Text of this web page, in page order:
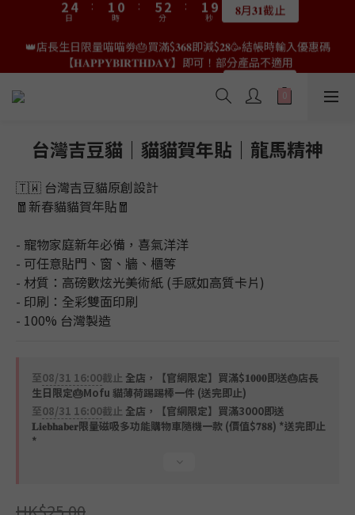
👑店長生日限量喵喵劵🎂買滿$𝟑𝟔𝟖即減$𝟐𝟖🥳結帳時輸入優惠碼
4
2
6
4
3
日
:
3
1
0
2
0
時
:
7
5
4
0
4
2
1
分
:
3
1
0
8
7
6
5
2
秒 限量20個
2
0
02
0
3
1
0
0
6
4
3
2
1
👑店長生日限量喵喵劵🎂買滿$𝟑𝟔𝟖即減$𝟐𝟖🥳結帳時輸入優惠碼
4
3
2
1
4
3
日
:
3
1
0
1
0
時
:
7
5
4
0
4
3
2
1
分
:
3
2
1
0
9
8
7
6
3
2
秒 限量20個
台灣吉豆貓｜貓貓賀年貼｜龍馬精神
🇹🇼 台灣吉豆貓原創設計
🧧新春貓貓賀年貼🧧
- 寵物家庭新年必備，喜氣洋洋
- 可任意貼門、窗、牆、櫃等
- 材質：高磅數炫光美術紙 (手感如高質卡片)
- 印刷：全彩雙面印刷
- 100% 台灣製造
至08/31 16:00截止 全店，【官網限定】買滿$𝟏𝟎𝟎𝟎即送🎂店長
生日限定🎂Mofu 貓薄荷踢踢棒一件 (送完即止)
至08/31 16:00截止 全店，【官網限定】買滿3000即送
𝐋𝐢𝐞𝐛𝐡𝐚𝐛𝐞𝐫限量磁吸多功能購物車隨機一款 (價值$𝟕𝟖𝟖) *送完即止
*